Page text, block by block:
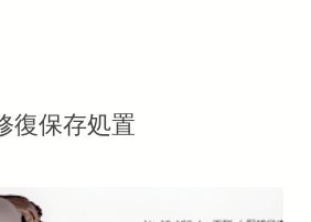
復保存処置